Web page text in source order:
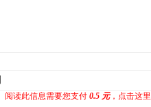
阅读此信息需要您支付 0.5 元，点击这